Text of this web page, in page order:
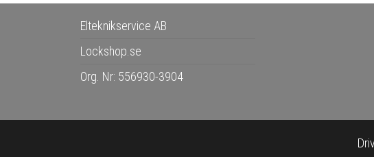
Elteknikservice AB
Lockshop.se
Org. Nr: 556930-3904